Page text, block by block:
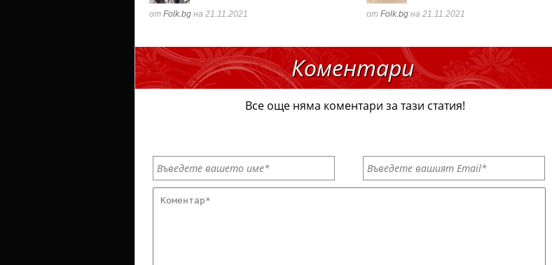
от Folk.bg на 21.11.2021 от Folk.bg на 21.11.2021
Коментари
Все още няма коментари за тази статия!